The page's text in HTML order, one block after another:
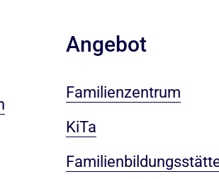
Angebot
Familienzentrum
KiTa